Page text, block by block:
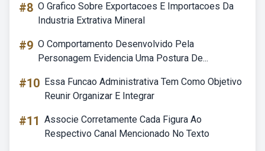
#8 O Grafico Sobre Exportacoes E Importacoes Da
Industria Extrativa Mineral
#9 O Comportamento Desenvolvido Pela
Personagem Evidencia Uma Postura De...
#10 Essa Funcao Administrativa Tem Como Objetivo
Reunir Organizar E Integrar
#11 Associe Corretamente Cada Figura Ao
Respectivo Canal Mencionado No Texto